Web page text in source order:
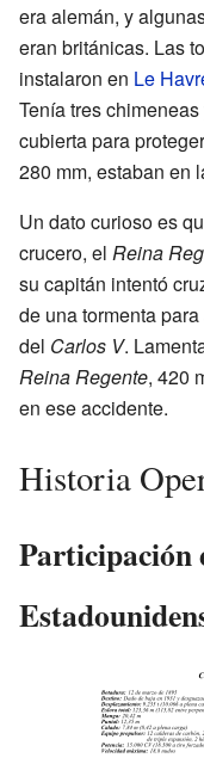
era alemán, y
eran británicas. Las
instalaron en Le
Tenía tres
cubierta para
280 mm, estaban en
Un dato curioso es
crucero, el Reina
su capitán intentó
de una tormenta
del Carlos V.
Reina Regente, 420
en ese accidente.
Historia
Participación